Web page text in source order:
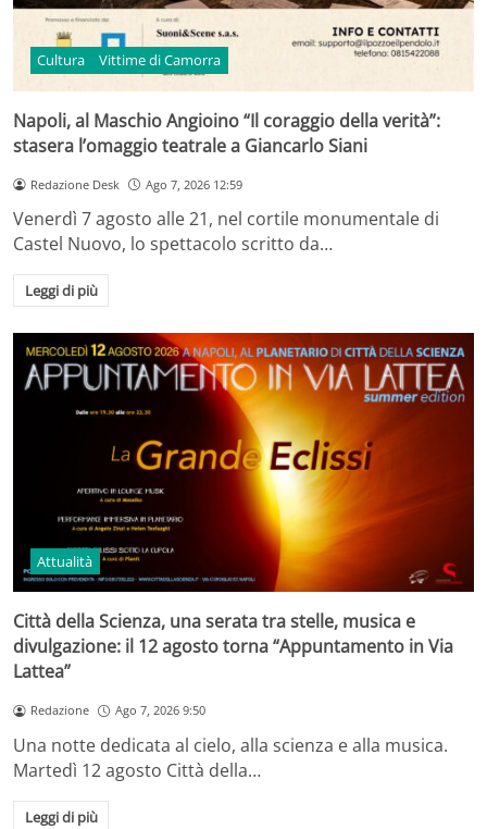
Cultura Vittime di Camorra
Napoli, al Maschio Angioino “Il coraggio della verità”:
stasera l’omaggio teatrale a Giancarlo Siani
Redazione Desk Ago 7, 2026 12:59
Venerdì 7 agosto alle 21, nel cortile monumentale di
Castel Nuovo, lo spettacolo scritto da…
Leggi di più
Attualità
Città della Scienza, una serata tra stelle, musica e
divulgazione: il 12 agosto torna “Appuntamento in Via
Lattea”
Redazione Ago 7, 2026 9:50
Una notte dedicata al cielo, alla scienza e alla musica.
Martedì 12 agosto Città della…
Leggi di più